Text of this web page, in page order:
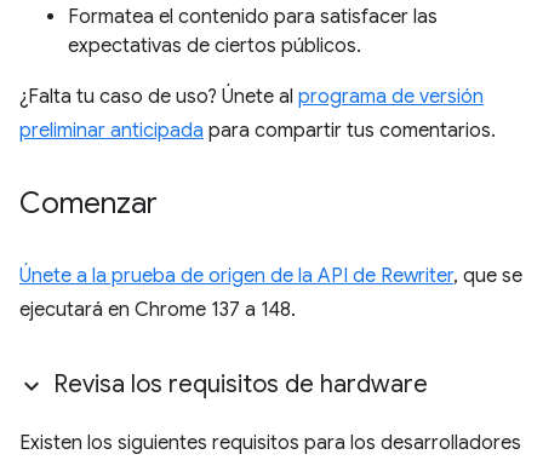
Formatea el contenido para satisfacer las
expectativas de ciertos públicos.
¿Falta tu caso de uso? Únete al programa de versión
preliminar anticipada para compartir tus comentarios.
Comenzar
Únete a la prueba de origen de la API de Rewriter, que se
ejecutará en Chrome 137 a 148.
Revisa los requisitos de hardware
Existen los siguientes requisitos para los desarrolladores